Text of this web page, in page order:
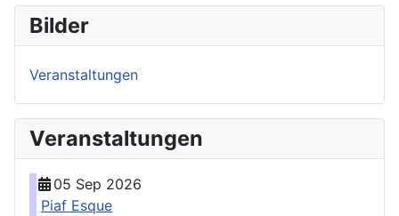
Bilder
Veranstaltungen
Veranstaltungen
05 Sep 2026
Piaf Esque